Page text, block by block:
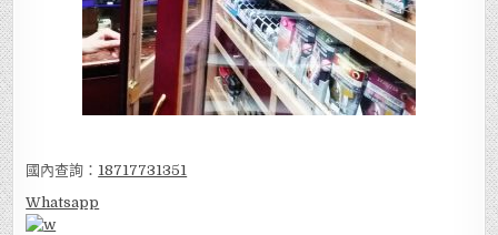
國內查詢： 18717731351
Whatsapp